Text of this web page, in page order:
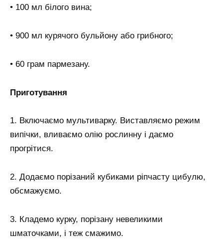
• 100 мл білого вина;
• 900 мл курячого бульйону або грибного;
• 60 грам пармезану.
Приготування
1. Включаємо мультиварку. Виставляємо режим
випічки, вливаємо олію рослинну і даємо
прогрітися.
2. Додаємо порізаний кубиками ріпчасту цибулю,
обсмажуємо.
3. Кладемо курку, порізану невеликими
шматочками, і теж смажимо.